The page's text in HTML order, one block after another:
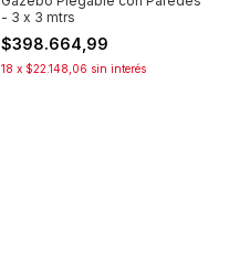
- 3 x 3 mtrs
$398.664,99
18 x $22.148,06 sin interés